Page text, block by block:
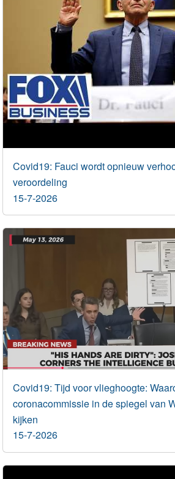
Covid19: Fauci wordt opnieuw
veroordeling
15-7-2026
Covid19: Tijd voor vlieghoogte:
coronacommissie in de spiegel van
kijken
15-7-2026